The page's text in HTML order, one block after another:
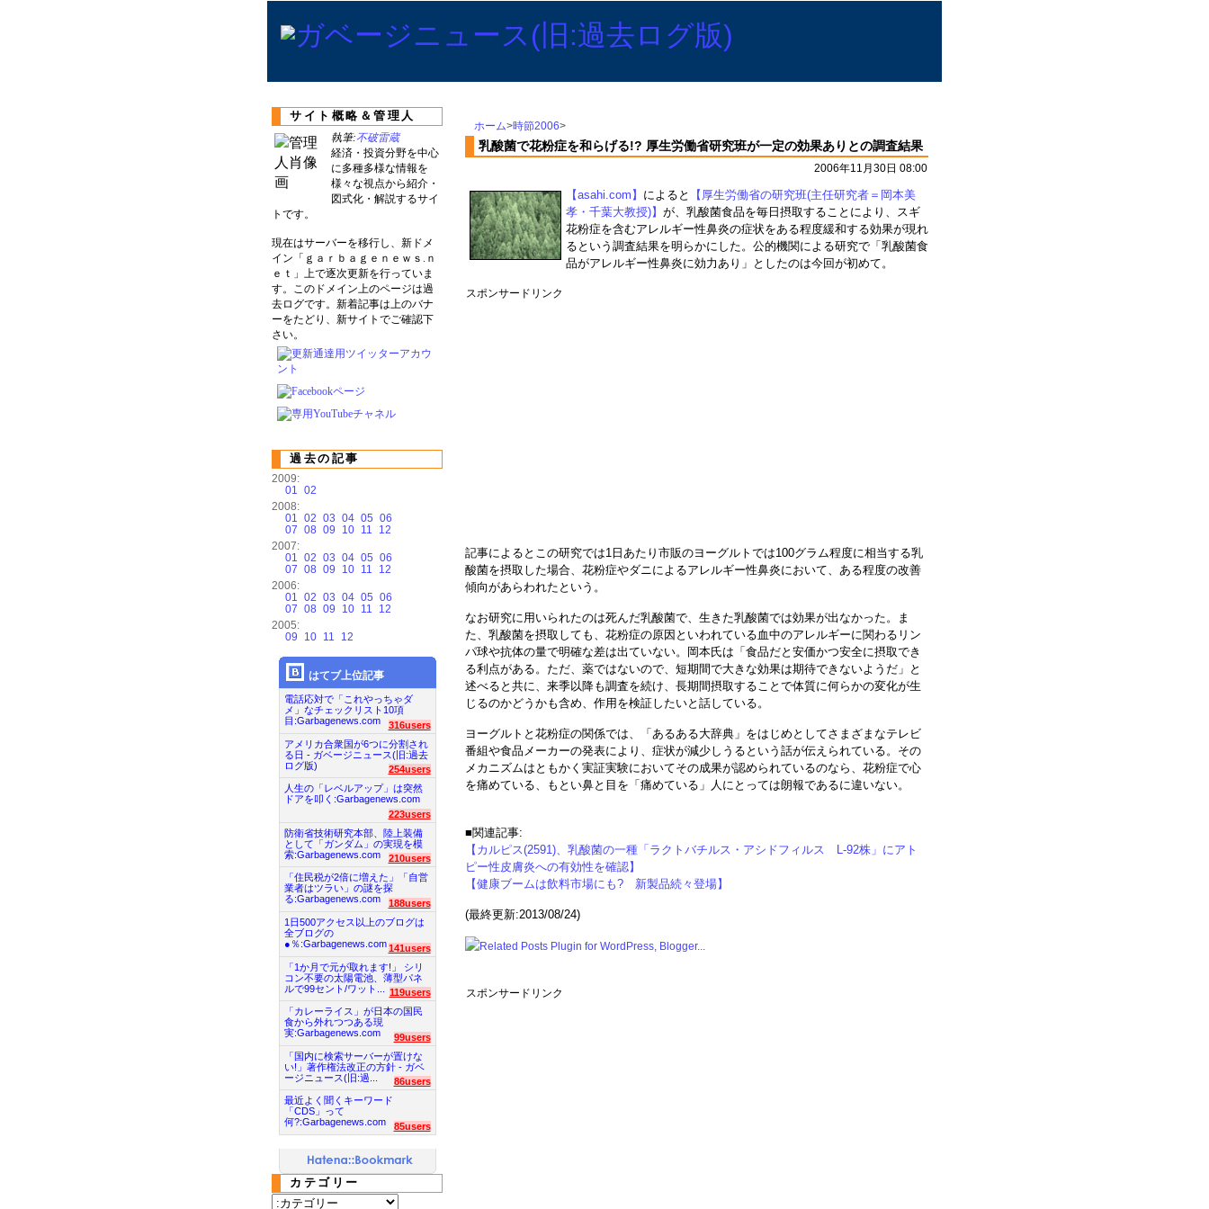
ホーム>時節2006>
乳酸菌で花粉症を和らげる!? 厚生労働省研究班が一定の効果ありとの調査結果
2006年11月30日 08:00
【asahi.com】 によると
【厚生労働省の研究班(主任研究者＝岡本美
孝・千葉大教授)】 が、乳酸菌食品を毎日摂取することにより、スギ
花粉症を含むアレルギー性鼻炎の症状をある程度緩和する効果が現れ
るという調査結果を明らかにした。公的機関による研究で「乳酸菌食
品がアレルギー性鼻炎に効力あり」としたのは今回が初めて。
スポンサードリンク
記事によるとこの研究では1日あたり市販のヨーグルトでは100グラム程度に相当する乳
酸菌を摂取した場合、花粉症やダニによるアレルギー性鼻炎において、ある程度の改善
傾向があらわれたという。
なお研究に用いられたのは死んだ乳酸菌で、生きた乳酸菌では効果が出なかった。ま
た、乳酸菌を摂取しても、花粉症の原因といわれている血中のアレルギーに関わるリン
パ球や抗体の量で明確な差は出ていない。岡本氏は「食品だと安価かつ安全に摂取でき
る利点がある。ただ、薬ではないので、短期間で大きな効果は期待できないようだ」と
述べると共に、来季以降も調査を続け、長期間摂取することで体質に何らかの変化が生
じるのかどうかも含め、作用を検証したいと話している。
ヨーグルトと花粉症の関係では、「あるある大辞典」をはじめとしてさまざまなテレビ
番組や食品メーカーの発表により、症状が減少しうるという話が伝えられている。その
メカニズムはともかく実証実験においてその成果が認められているのなら、花粉症で心
を痛めている、もとい鼻と目を「痛めている」人にとっては朗報であるに違いない。
■関連記事:
【カルピス(2591)、乳酸菌の一種「ラクトバチルス・アシドフィルス L-92株」にアト
ピー性皮膚炎への有効性を確認】
【健康ブームは飲料市場にも? 新製品続々登場】
(最終更新:2013/08/24)
スポンサードリンク
サイト概略＆管理人
執筆:不破雷蔵
経済・投資分野を中心
に多種多様な情報を
様々な視点から紹介・
図式化・解説するサイ
トです。
現在はサーバーを移行し、新ドメ
イン「ｇａｒｂａｇｅｎｅｗｓ.ｎ
ｅｔ」上で逐次更新を行っていま
す。このドメイン上のページは過
去ログです。新着記事は上のバナ
ーをたどり、新サイトでご確認下
さい。
過去の記事
2009:
01 02
2008:
01 02 03 04 05 06
07 08 09 10 11
12
2007:
01 02 03 04 05 06
07 08 09 10 11
12
2006:
01 02 03 04 05 06
07 08 09 10 11
12
2005:
09
10 11 12
はてブ上位記事
電話応対で「これやっちゃダ
メ」なチェックリスト10項
目:Garbagenews.com
316users
アメリカ合衆国が6つに分割され
る日 - ガベージニュース(旧:過去
ログ版)
254users
人生の「レベルアップ」は突然
ドアを叩く:Garbagenews.com
223users
防衛省技術研究本部、陸上装備
として「ガンダム」の実現を模
索:Garbagenews.com
210users
「住民税が2倍に増えた」「自営
業者はツラい」の謎を探
る:Garbagenews.com
188users
1日500アクセス以上のブログは
全ブログの
●％:Garbagenews.com 141users
「1か月で元が取れます!」 シリ
コン不要の太陽電池、薄型パネ
ルで99セント/ワット...
119users
「カレーライス」が日本の国民
食から外れつつある現
実:Garbagenews.com
99users
「国内に検索サーバーが置けな
い!」著作権法改正の方針 - ガベ
ージニュース(旧:過...
86users
最近よく聞くキーワード
「CDS」って
何?:Garbagenews.com
85users
カテゴリー